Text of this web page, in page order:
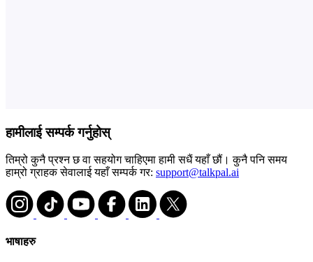
हामीलाई सम्पर्क गर्नुहोस्
तिम्रो कुनै प्रश्न छ वा सहयोग चाहिएमा हामी सधैं यहाँ छौं। कुनै पनि समय
हाम्रो ग्राहक सेवालाई यहाँ सम्पर्क गर: support@talkpal.ai
भाषाहरु